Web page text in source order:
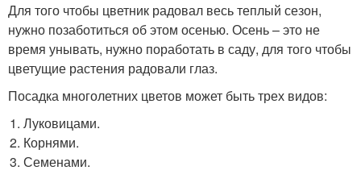
Для того чтобы цветник радовал весь теплый сезон,
нужно позаботиться об этом осенью. Осень – это не
время унывать, нужно поработать в саду, для того чтобы
цветущие растения радовали глаз.
Посадка многолетних цветов может быть трех видов:
Луковицами.
Корнями.
Семенами.